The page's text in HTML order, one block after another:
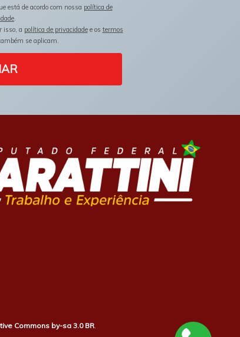
está de acordo com nossa política de
isso, a política de privacidadee os termos
se aplicam.
Commons by-sa 3.0 BR.